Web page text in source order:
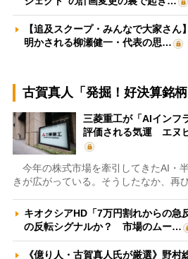
【追及スクープ・みんなで大家さん
明かされる柳瀬健一・代表の思…
古賀真人「発掘！好決算銘柄
三菱重工が「AIインフ
評価される気運 エヌ
今年の株式市場を牽引してきたAI・
きが広がっている。そうしたなか、再
キオクシアHD「7万円割れからの急
の反転シグナルか？ 市場のムー…
《億り人・古賀真人氏が厳選》野村